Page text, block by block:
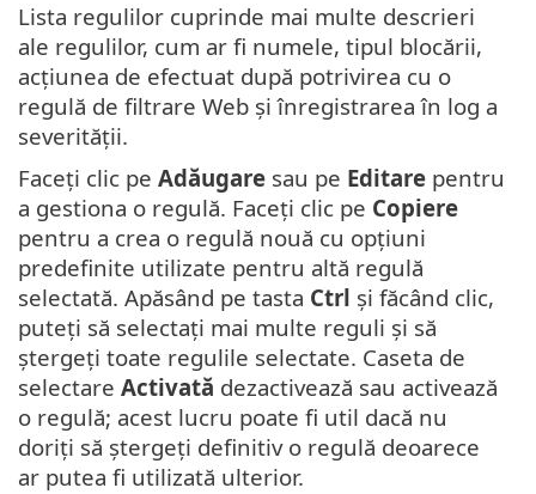
Lista regulilor cuprinde mai multe descrieri
ale regulilor, cum ar fi numele, tipul blocării,
acțiunea de efectuat după potrivirea cu o
regulă de filtrare Web și înregistrarea în log a
severității.
Faceți clic pe Adăugare sau pe Editare pentru
a gestiona o regulă. Faceți clic pe Copiere
pentru a crea o regulă nouă cu opțiuni
predefinite utilizate pentru altă regulă
selectată. Apăsând pe tasta Ctrl și făcând clic,
puteți să selectați mai multe reguli și să
ștergeți toate regulile selectate. Caseta de
selectare Activată dezactivează sau activează
o regulă; acest lucru poate fi util dacă nu
doriți să ștergeți definitiv o regulă deoarece
ar putea fi utilizată ulterior.